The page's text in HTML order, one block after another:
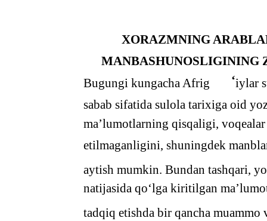
XORAZMNING
MANBASHUNOSLIGINING
Bugungi kungacha Afrig
‘iylar
sabab sifatida sulola tarixiga oid
ma’lumotlarning qisqaligi,
etilmaganligini, shuningdek
aytish mumkin. Bundan tashqari,
natijasida qo‘lga kiritilgan
tadqiq etishda bir qancha